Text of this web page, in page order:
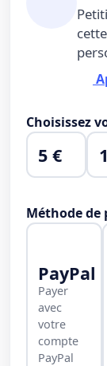
Choisissez
5 €
Méthode de
PayPal
Payer
avec
votre
compte
PayPal